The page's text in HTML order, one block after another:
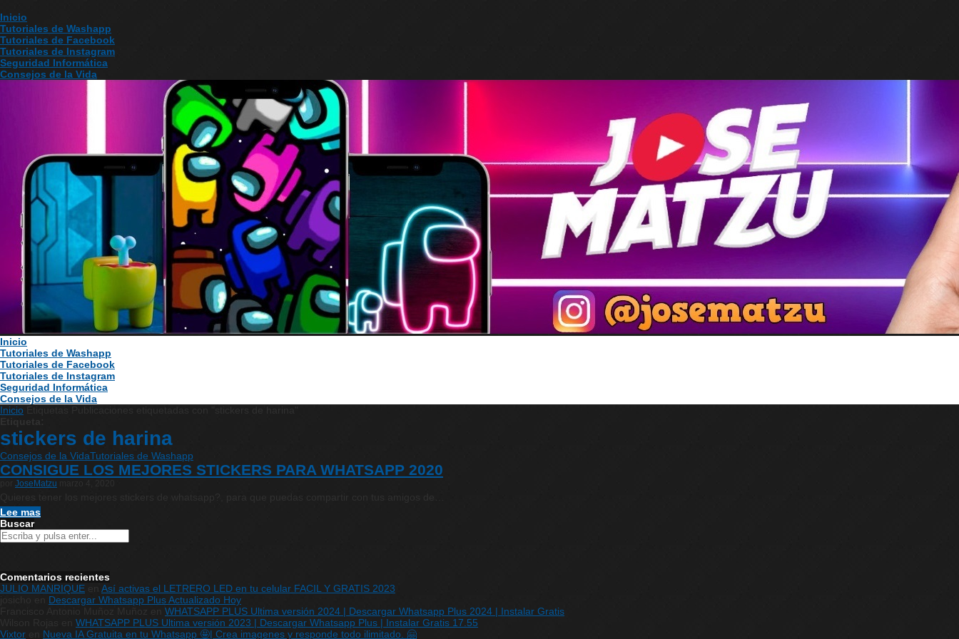
Inicio
Tutoriales de Washapp
Tutoriales de Facebook
Tutoriales de Instagram
Seguridad Informática
Consejos de la Vida
Inicio
Tutoriales de Washapp
Tutoriales de Facebook
Tutoriales de Instagram
Seguridad Informática
Consejos de la Vida
Inicio
Etiqueta:
stickers de harina
Consejos de la VidaTutoriales de Washapp
CONSIGUE LOS MEJORES STICKERS PARA WHATSAPP 2020
JoseMatzu marzo 4, 2020
Quieres tener los mejores stickers de whatsapp?, para que puedas compartir con tus amigos de…
Lee mas
Buscar
Comentarios recientes
JULIO MANRIQUE
Así activas el LETRERO LED en tu celular FACIL Y GRATIS 2023
josicho
Descargar Whatsapp Plus Actualizado Hoy
Francisco Antonio Muñoz Muñoz
WHATSAPP PLUS Ultima versión 2024 | Descargar Whatsapp Plus 2024 | Instalar Gratis
WHATSAPP PLUS Ultima versión 2023 | Descargar Whatsapp Plus | Instalar Gratis 17.55
Vixtor
Nueva IA Gratuita en tu Whatsapp 🤩| Crea imagenes y responde todo ilimitado. 🤗